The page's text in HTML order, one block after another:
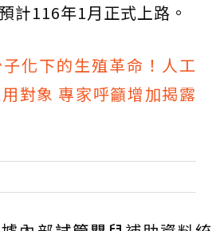
計116年1月正式上路。
子化下的生殖革命！人工
對象 專家呼籲增加揭露